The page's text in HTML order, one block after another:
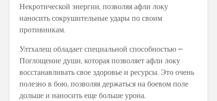
Некротической энергии, позволяя афли локу
наносить сокрушительные удары по своим
противникам.
Ултхалеш обладает специальной способностью –
Поглощение души, которая позволяет афли локу
восстанавливать свое здоровье и ресурсы. Это очень
полезно в бою, позволяя держаться на боевом поле
дольше и наносить еще больше урона.